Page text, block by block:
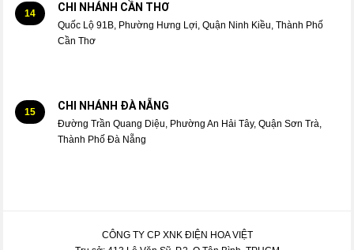
14 CHI NHÁNH CẦN THƠ
Quốc Lộ 91B, Phường Hưng Lợi, Quận Ninh Kiều, Thành Phố
Cần Thơ
15 CHI NHÁNH ĐÀ NẴNG
Đường Trần Quang Diệu, Phường An Hải Tây, Quận Sơn Trà,
Thành Phố Đà Nẵng
CÔNG TY CP XNK ĐIỆN HOA VIỆT